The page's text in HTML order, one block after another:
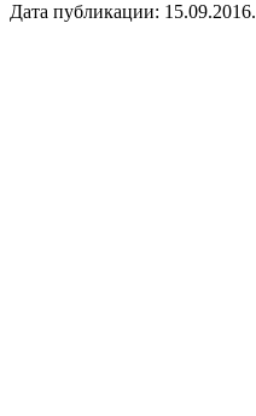
Дата публикации: 15.09.2016.